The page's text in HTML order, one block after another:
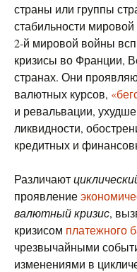
страны или группы
стабильности
2-й мировой войны
кризисы во Франции,
странах. Они
валютных курсов,
и ревальвации,
ликвидности,
кредитных и
Различают
проявление
валютный кризис,
кризисом платежного
чрезвычайными
изменениями в